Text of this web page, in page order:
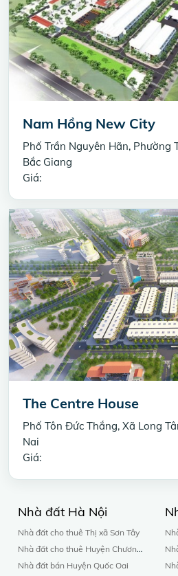
Nam Hồng New City
Phố Trần Nguyên Hãn, Phường
Bắc Giang
Giá:
The Centre House
Phố Tôn Đức Thắng, Xã Long
Nai
Giá:
Nhà đất Hà Nội
Nhà đất cho thuê Thị xã Sơn Tây
Nhà đất cho thuê Huyện Chương Mỹ
Nhà đất bán Huyện Quốc Oai